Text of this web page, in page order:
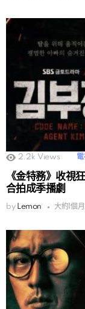
2.2k Views
《金特務》收視
合拍成季播劇
by Lemon 大約1個